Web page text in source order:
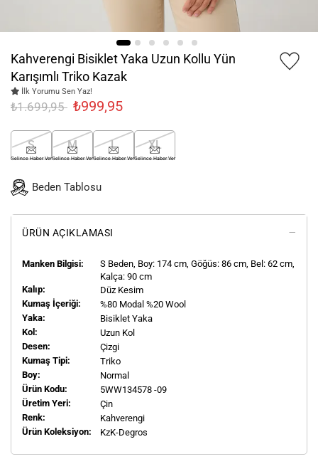
Kahverengi Bisiklet Yaka Uzun Kollu Yün
Karışımlı Triko Kazak
İlk Yorumu Sen Yaz!
₺1.699,95 ₺999,95
S
Gelince Haber Ver
M
Gelince Haber Ver
L
Gelince Haber Ver
XL
Gelince Haber Ver
Beden Tablosu
ÜRÜN AÇIKLAMASI
Manken Bilgisi: S Beden, Boy: 174 cm, Göğüs: 86 cm, Bel: 62 cm,
Kalça: 90 cm
Kalıp:
Düz Kesim
Kumaş İçeriği:
%80 Modal %20 Wool
Yaka:
Bisiklet Yaka
Kol:
Uzun Kol
Desen:
Çizgi
Kumaş Tipi:
Triko
Boy:
Normal
Ürün Kodu:
5WW134578 -09
Üretim Yeri:
Çin
Renk:
Kahverengi
Ürün Koleksiyon:
KzK-Degros